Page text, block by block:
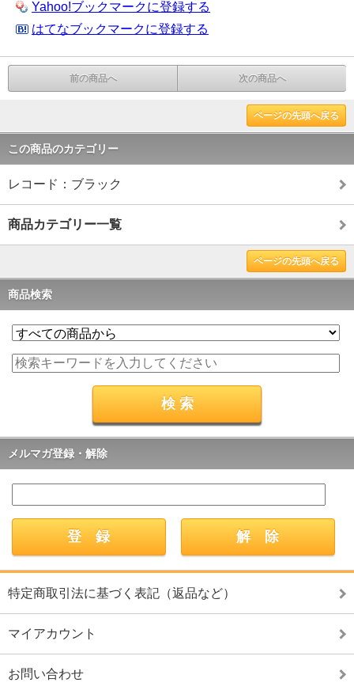
Yahoo!ブックマークに登録する
はてなブックマークに登録する
前の商品へ 次の商品へ
ページの先頭へ戻る
この商品のカテゴリー
レコード：ブラック
商品カテゴリー一覧
ページの先頭へ戻る
商品検索
メルマガ登録・解除
特定商取引法に基づく表記（返品など）
マイアカウント
お問い合わせ